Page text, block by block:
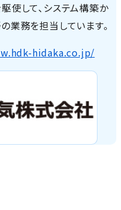
使して、システム構築か
業務を担当しています。
hidaka.co.jp/